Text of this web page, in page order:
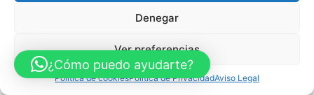
Denegar
Ver preferencias
Política de cookiesPolítica de PrivacidadAviso Legal
¿Cómo puedo ayudarte?